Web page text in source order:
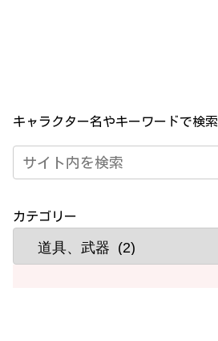
キャラクター名やキーワードで検索
カテゴリー